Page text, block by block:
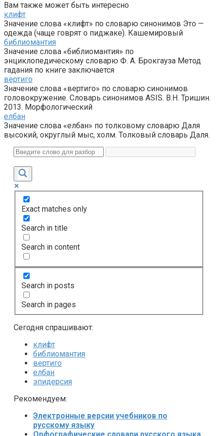
Вам также может быть интересно
клифт
Значение слова «клифт» по словарю синонимов Это —
одежда (чаще говрят о пиджаке). Кашемировый
библиомантия
Значение слова «библиомантия» по
энциклопедическому словарю Ф. А. Брокгауза Метод
гадания по книге заключается
вертиго
Значение слова «вертиго» по словарю синонимов
головокружение. Словарь синонимов ASIS. В.Н. Тришин.
2013. Морфологический
елбан
Значение слова «елбан» по толковому словарю Даля
высокий, округлый мыс, холм. Толковый словарь Даля.
Exact matches only
Search in title
Search in content
Search in posts
Search in pages
Сегодня спрашивают:
клифт
библиомантия
вертиго
елбан
эпидерсия
Рекомендуем:
Электронные версии учебников по
русскому языку
Орфографические словари русского языка